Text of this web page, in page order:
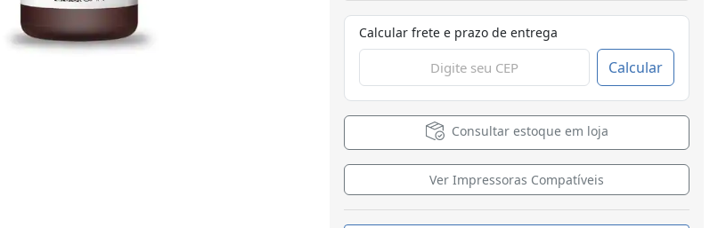
Calcular frete e prazo de entrega
Calcular
Consultar estoque em loja
Ver Impressoras Compatíveis